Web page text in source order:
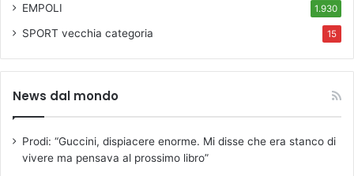
EMPOLI 1.930
SPORT vecchia categoria 15
News dal mondo
Prodi: “Guccini, dispiacere enorme. Mi disse che era stanco di
vivere ma pensava al prossimo libro”